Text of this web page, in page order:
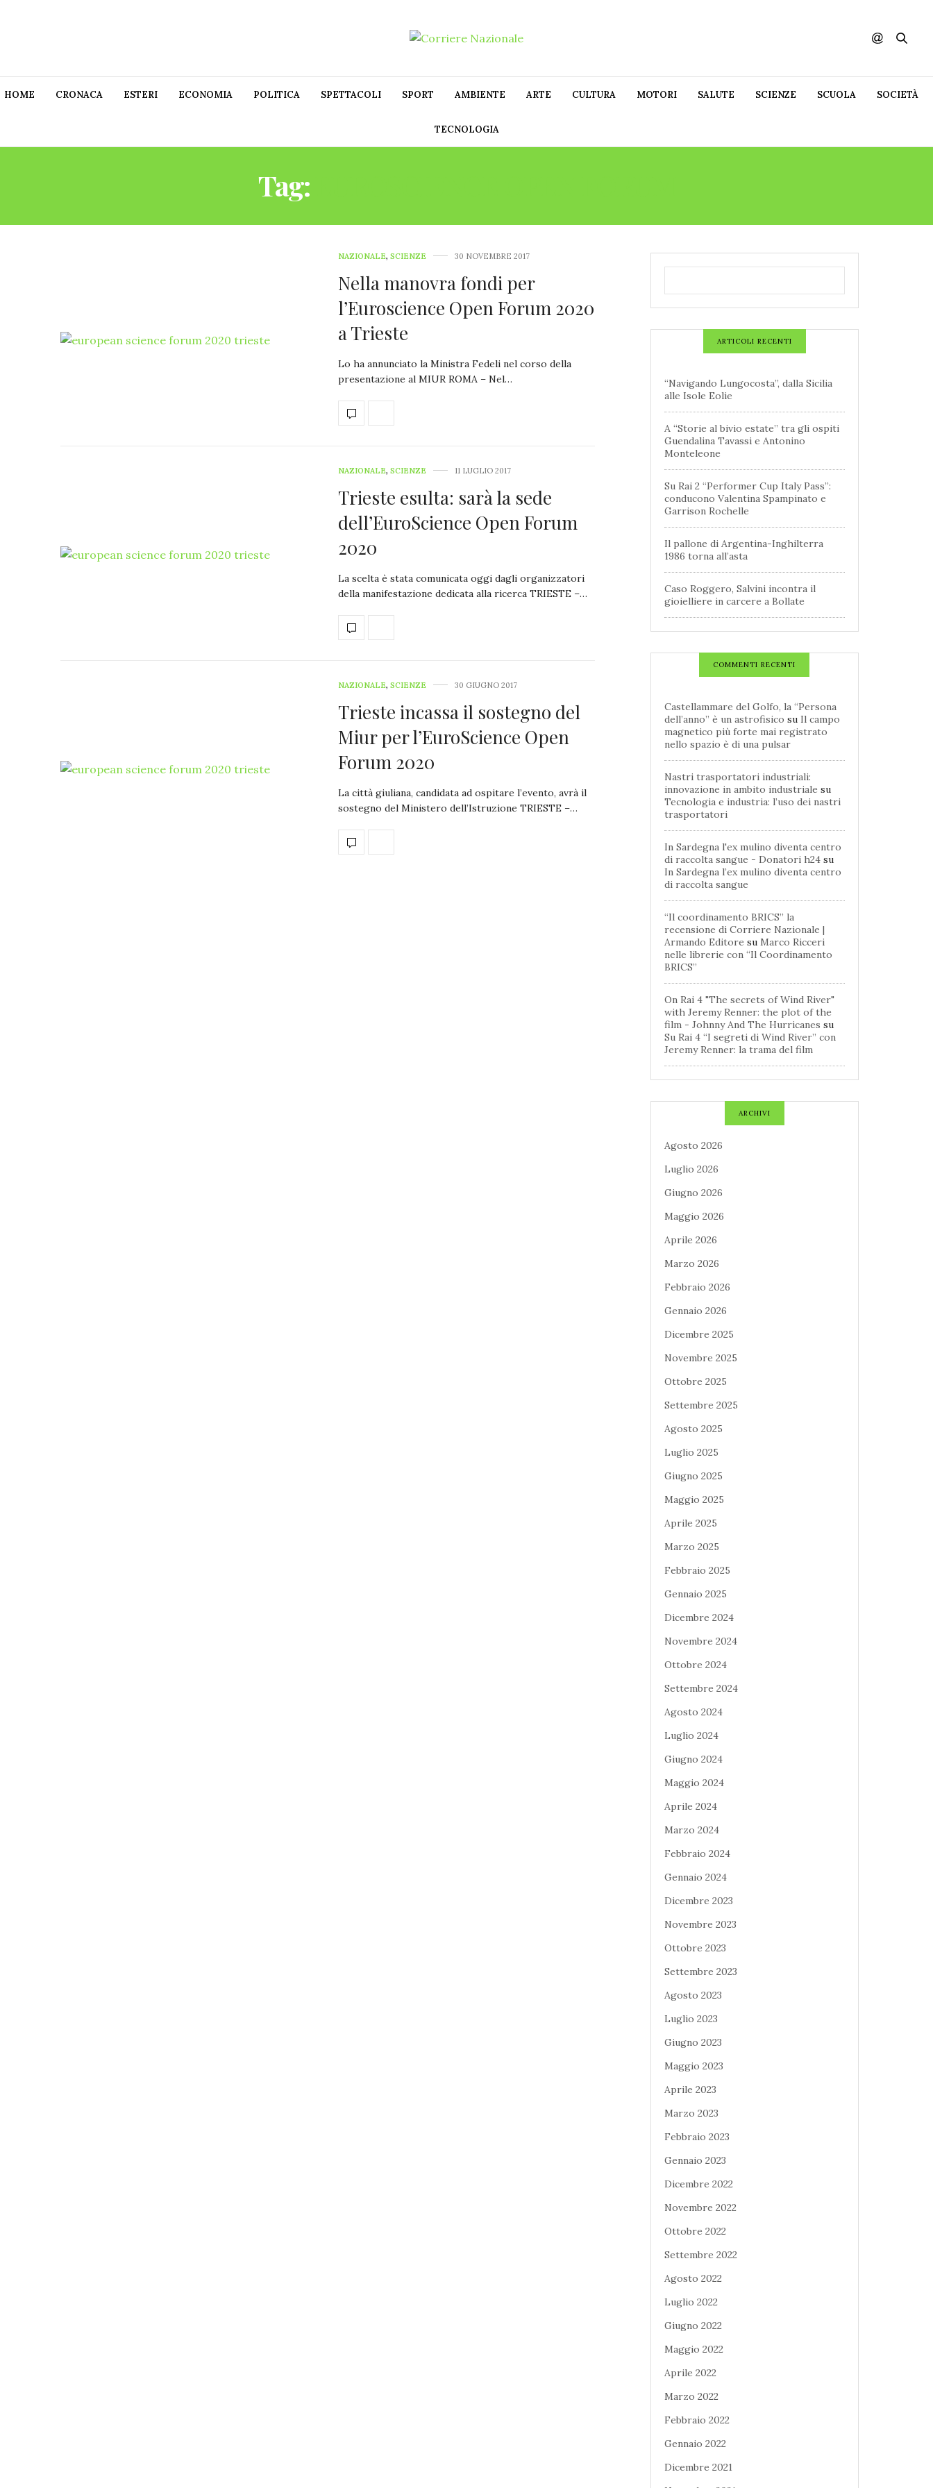
HOME CRONACA ESTERI ECONOMIA POLITICA SPETTACOLI SPORT AMBIENTE ARTE CULTURA MOTORI SALUTE SCIENZE SCUOLA SOCIETÀ
TECNOLOGIA
Tag:
NAZIONALE, SCIENZE 30 NOVEMBRE 2017
Nella manovra fondi per
l’Euroscience Open Forum 2020
a Trieste
Lo ha annunciato la Ministra Fedeli nel corso della
presentazione al MIUR ROMA – Nel…
NAZIONALE, SCIENZE 11 LUGLIO 2017
Trieste esulta: sarà la sede
dell’EuroScience Open Forum
2020
La scelta è stata comunicata oggi dagli organizzatori
della manifestazione dedicata alla ricerca TRIESTE –…
NAZIONALE, SCIENZE 30 GIUGNO 2017
Trieste incassa il sostegno del
Miur per l’EuroScience Open
Forum 2020
La città giuliana, candidata ad ospitare l’evento, avrà il
sostegno del Ministero dell’Istruzione TRIESTE –…
ARTICOLI RECENTI
“Navigando Lungocosta”, dalla Sicilia
alle Isole Eolie
A “Storie al bivio estate” tra gli ospiti
Guendalina Tavassi e Antonino
Monteleone
Su Rai 2 “Performer Cup Italy Pass”:
conducono Valentina Spampinato e
Garrison Rochelle
Il pallone di Argentina-Inghilterra
1986 torna all’asta
Caso Roggero, Salvini incontra il
gioielliere in carcere a Bollate
COMMENTI RECENTI
Castellammare del Golfo, la “Persona
dell’anno” è un astrofisico su Il campo
magnetico più forte mai registrato
nello spazio è di una pulsar
Nastri trasportatori industriali:
innovazione in ambito industriale su
Tecnologia e industria: l’uso dei nastri
trasportatori
In Sardegna l'ex mulino diventa centro
di raccolta sangue - Donatori h24 su
In Sardegna l’ex mulino diventa centro
di raccolta sangue
“Il coordinamento BRICS” la
recensione di Corriere Nazionale |
Armando Editore su Marco Ricceri
nelle librerie con “Il Coordinamento
BRICS”
On Rai 4 "The secrets of Wind River"
with Jeremy Renner: the plot of the
film - Johnny And The Hurricanes su
Su Rai 4 “I segreti di Wind River” con
Jeremy Renner: la trama del film
ARCHIVI
Agosto 2026
Luglio 2026
Giugno 2026
Maggio 2026
Aprile 2026
Marzo 2026
Febbraio 2026
Gennaio 2026
Dicembre 2025
Novembre 2025
Ottobre 2025
Settembre 2025
Agosto 2025
Luglio 2025
Giugno 2025
Maggio 2025
Aprile 2025
Marzo 2025
Febbraio 2025
Gennaio 2025
Dicembre 2024
Novembre 2024
Ottobre 2024
Settembre 2024
Agosto 2024
Luglio 2024
Giugno 2024
Maggio 2024
Aprile 2024
Marzo 2024
Febbraio 2024
Gennaio 2024
Dicembre 2023
Novembre 2023
Ottobre 2023
Settembre 2023
Agosto 2023
Luglio 2023
Giugno 2023
Maggio 2023
Aprile 2023
Marzo 2023
Febbraio 2023
Gennaio 2023
Dicembre 2022
Novembre 2022
Ottobre 2022
Settembre 2022
Agosto 2022
Luglio 2022
Giugno 2022
Maggio 2022
Aprile 2022
Marzo 2022
Febbraio 2022
Gennaio 2022
Dicembre 2021